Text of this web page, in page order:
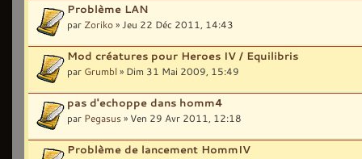
Problème LAN
par Zoriko» Jeu 22 Déc 2011, 14:43
Mod créatures pour Heroes IV / Equilibris
par Grumbl» Dim 31 Mai 2009, 15:49
pas d'echoppe dans homm4
par Pegasus» Ven 29 Avr 2011, 12:18
Problème de lancement HommIV